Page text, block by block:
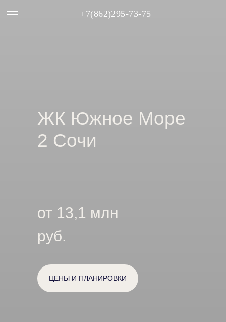
+7(862)295-73-75
ЖК Южное Море
2 Сочи
ЦЕНЫ И ПЛАНИРОВКИ
от 13,1 млн
руб.